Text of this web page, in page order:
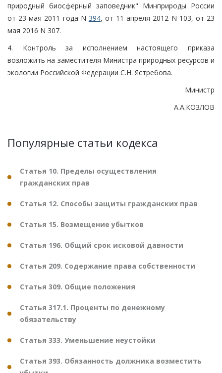
природный биосферный заповедник" Минприроды России
от 23 мая 2011 года N 394, от 11 апреля 2012 N 103, от 23
мая 2016 N 307.
4. Контроль за исполнением настоящего приказа
возложить на заместителя Министра природных ресурсов и
экологии Российской Федерации С.Н. Ястребова.
Министр
А.А.КОЗЛОВ
Популярные статьи кодекса
Статья 10. Пределы осуществления
гражданских прав
Статья 12. Способы защиты гражданских прав
Статья 15. Возмещение убытков
Статья 196. Общий срок исковой давности
Статья 209. Содержание права собственности
Статья 309. Общие положения
Статья 317.1. Проценты по денежному
обязательству
Статья 333. Уменьшение неустойки
Статья 393. Обязанность должника возместить